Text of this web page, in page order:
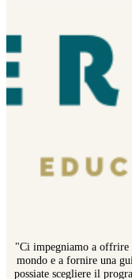
"Ci impegniamo a
mondo e a fornire una
possiate scegliere il